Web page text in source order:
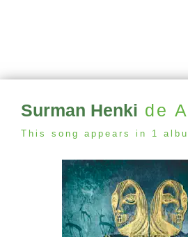
Surman Henki de
This song appears in 1